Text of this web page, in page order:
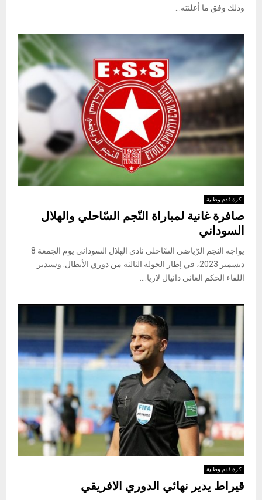
وذلك وفق ما أعلنته...
كرة قدم وطنية
صافرة غانية لمباراة النّجم السّاحلي والهلال
السوداني
يواجه النجم الرّياضي السّاحلي نادي الهلال السوداني يوم الجمعة 8
ديسمبر 2023، في إطار الجولة الثالثة من دوري الأبطال. وسيدير
اللقاء الحكم الغاني دانيال لاريا....
كرة قدم وطنية
قيراط يدير نهائي الدوري الافريقي